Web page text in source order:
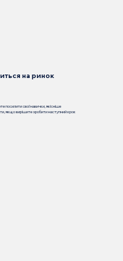
на ринок
посилити свої навички, якісніше
якщо вирішите зробити наступний крок